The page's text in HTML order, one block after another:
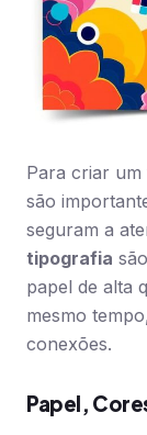
Para criar um
são
seguram a
tipografia
papel de alta
mesmo
conexões.
Papel,